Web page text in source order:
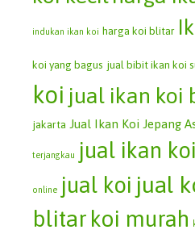
indukan ikan koi harga koi blitar
koi yang bagus jual bibit ikan koi
koi jual ikan koi
jakarta Jual Ikan Koi Jepang
terjangkau jual ikan
online jual koi jual
blitar koi murah